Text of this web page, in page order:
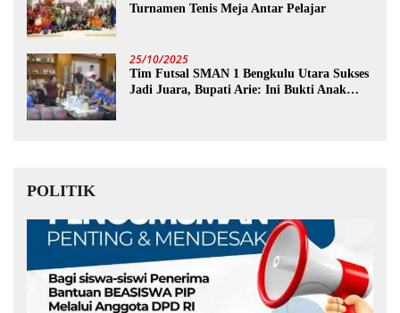
Turnamen Tenis Meja Antar Pelajar
25/10/2025
Tim Futsal SMAN 1 Bengkulu Utara Sukses
Jadi Juara, Bupati Arie: Ini Bukti Anak
POLITIK